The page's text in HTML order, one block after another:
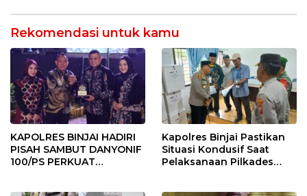
Rekomendasi untuk kamu
KAPOLRES BINJAI HADIRI
PISAH SAMBUT DANYONIF
100/PS PERKUAT
Kapolres Binjai Pastikan
Situasi Kondusif Saat
Pelaksanaan Pilkades